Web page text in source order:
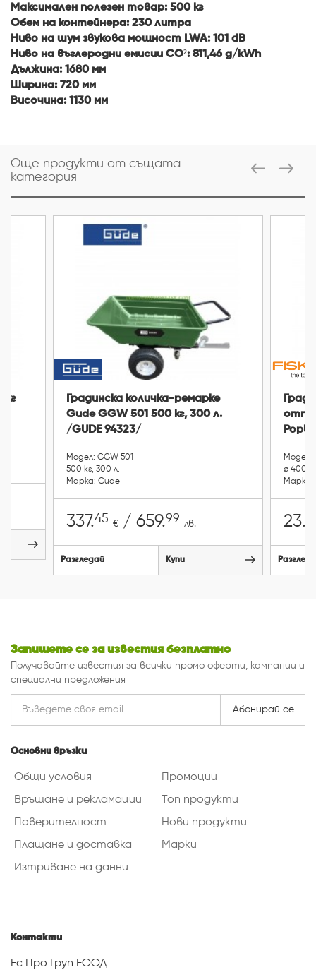
Максимален полезен товар: 500 кг
Обем на контейнера: 230 литра
Ниво на шум звукова мощност LWA: 101 dB
Ниво на въглеродни емисии CO²: 811,46 g/kWh
Дължина: 1680 мм
Ширина: 720 мм
Височина: 1130 мм
Още продукти от същата
категория
кг
Градинска количка-ремарке
Gude GGW 501 500 кг, 300 л.
/GUDE 94323/
Модел: GGW 501
500 кг, 300 л.
Марка: Gude
337.45 € / 659.99 лв.
Разгледай Купи
Модел:
ø 400
Марка:
23.
Запишете се за известия безплатно
Получавайте известия за всички промо оферти, кампании и
специални предложения
Абонирай се
Основни връзки
Общи условия
Връщане и рекламации
Поверителност
Плащане и доставка
Изтриване на данни
Промоции
Топ продукти
Нови продукти
Марки
Контакти
Ес Про Груп ЕООД